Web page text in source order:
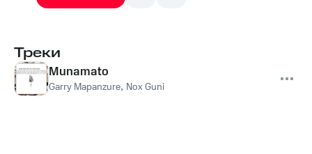
Треки
Munamato
Garry Mapanzure, Nox Guni